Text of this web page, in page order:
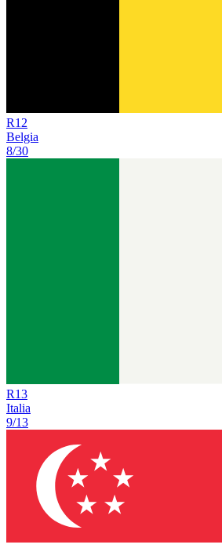
R12
Belgia
8/30
R13
Italia
9/13